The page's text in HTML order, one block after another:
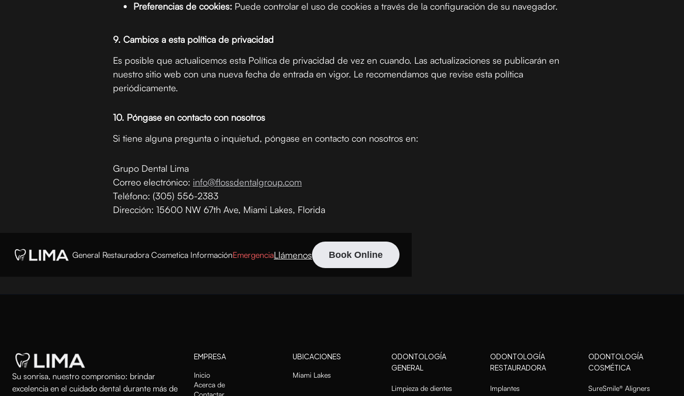
Preferencias de cookies: Puede controlar el uso de cookies a través de la configuración de su navegador.
9. Cambios a esta política de privacidad
Es posible que actualicemos esta Política de privacidad de vez en cuando. Las actualizaciones se publicarán en
nuestro sitio web con una nueva fecha de entrada en vigor. Le recomendamos que revise esta política
periódicamente.
10. Póngase en contacto con nosotros
Si tiene alguna pregunta o inquietud, póngase en contacto con nosotros en:
Grupo Dental Lima
Correo electrónico: info@flossdentalgroup.com
Teléfono: (305) 556-2383
Dirección: 15600 NW 67th Ave, Miami Lakes, Florida
General Restauradora Cosmetica InformaciónEmergenciaLlámenos Book Online
Su sonrisa, nuestro compromiso: brindar
excelencia en el cuidado dental durante más de
EMPRESA
Inicio
Acerca de
UBICACIONES
Miami Lakes
ODONTOLOGÍA
GENERAL
Limpieza de dientes
ODONTOLOGÍA
RESTAURADORA
Implantes
ODONTOLOGÍA
COSMÉTICA
SureSmile® Aligners